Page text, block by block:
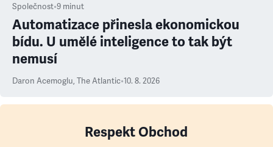
Společnost•9 minut
Automatizace přinesla ekonomickou
bídu. U umělé inteligence to tak být
nemusí
Daron Acemoglu, The Atlantic•10. 8. 2026
Respekt Obchod